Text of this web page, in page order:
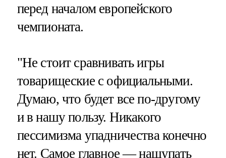
перед началом европейского
чемпионата.
"Не стоит сравнивать игры
товарищеские с официальными.
Думаю, что будет все по-другому
и в нашу пользу. Никакого
пессимизма упадничества конечно
нет. Самое главное — нащупать